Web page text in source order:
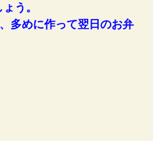
う。
多めに作って翌日のお弁